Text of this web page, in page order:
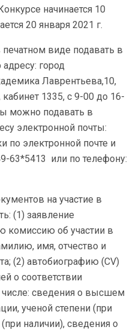
начинается 10
20 января 2021 г.
виде подавать в
город
Лаврентьева,10,
1335, с 9-00 до 16-
можно подавать в
электронной почты:
по электронной почте и
63*5413 или по телефону:
на участие в
(1) заявление
комиссию об участии в
имя, отчество и
(2) автобиографию (CV)
о соответствии
сведения о высшем
ученой степени (при
наличии), сведения о